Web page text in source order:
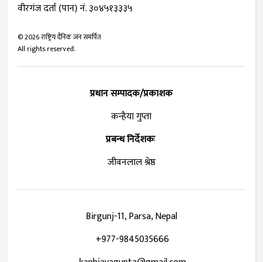
वीरगंज दर्ता (पान) नं. ३०४५१३३३५
©2026राष्ट्रिय दैनिक जन समर्पित
All rights reserved.
प्रधान सम्पादक/प्रकाशक
कन्हैया गुप्ता
प्रबन्ध निर्देशकः
जीवनलाल श्रेष्ठ
Birgunj-11, Parsa, Nepal
+977-9845035666